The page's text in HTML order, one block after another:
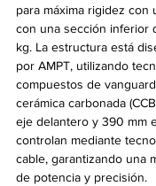
para máxima rigidez con
con una sección inferior
kg. La estructura está
por AMPT, utilizando
compuestos de
cerámica carbonada
eje delantero y 390 mm
controlan mediante
cable, garantizando una
de potencia y precisión.